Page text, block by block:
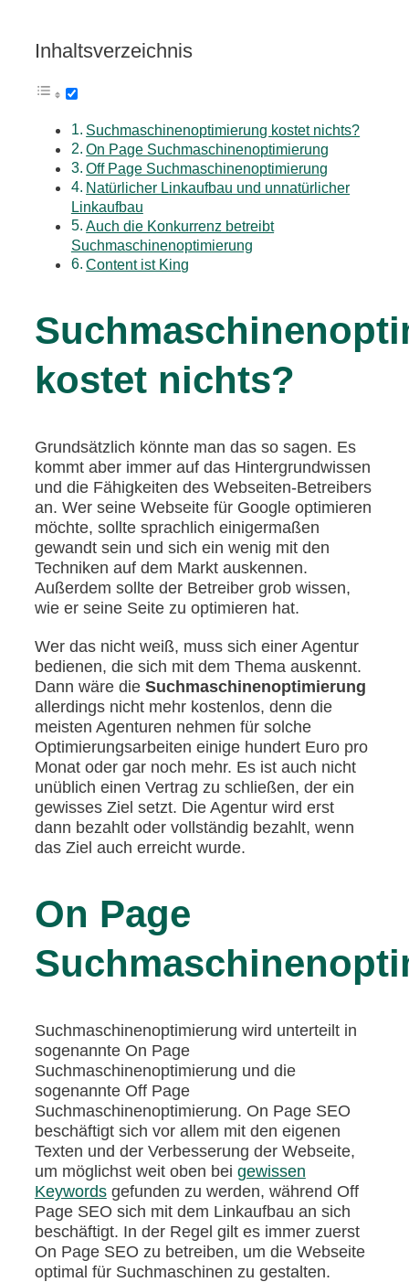
Inhaltsverzeichnis
Suchmaschinenoptimierung kostet nichts?
On Page Suchmaschinenoptimierung
Off Page Suchmaschinenoptimierung
Natürlicher Linkaufbau und unnatürlicher
Linkaufbau
Auch die Konkurrenz betreibt
Suchmaschinenoptimierung
Content ist King
kostet nichts?
Grundsätzlich könnte man das so sagen. Es
kommt aber immer auf das Hintergrundwissen
und die Fähigkeiten des Webseiten-Betreibers
an. Wer seine Webseite für Google optimieren
möchte, sollte sprachlich einigermaßen
gewandt sein und sich ein wenig mit den
Techniken auf dem Markt auskennen.
Außerdem sollte der Betreiber grob wissen,
wie er seine Seite zu optimieren hat.
Wer das nicht weiß, muss sich einer Agentur
bedienen, die sich mit dem Thema auskennt.
Dann wäre die Suchmaschinenoptimierung
allerdings nicht mehr kostenlos, denn die
meisten Agenturen nehmen für solche
Optimierungsarbeiten einige hundert Euro pro
Monat oder gar noch mehr. Es ist auch nicht
unüblich einen Vertrag zu schließen, der ein
gewisses Ziel setzt. Die Agentur wird erst
dann bezahlt oder vollständig bezahlt, wenn
das Ziel auch erreicht wurde.
On Page
Suchmaschinenoptimierung wird unterteilt in
sogenannte On Page
Suchmaschinenoptimierung und die
sogenannte Off Page
Suchmaschinenoptimierung. On Page SEO
beschäftigt sich vor allem mit den eigenen
Texten und der Verbesserung der Webseite,
um möglichst weit oben bei gewissen
Keywordsgefunden zu werden, während Off
Page SEO sich mit dem Linkaufbau an sich
beschäftigt. In der Regel gilt es immer zuerst
On Page SEO zu betreiben, um die Webseite
optimal für Suchmaschinen zu gestalten.